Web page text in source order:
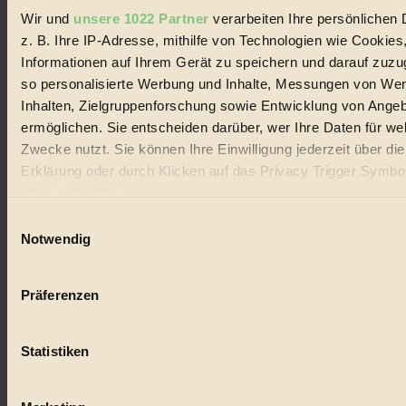
Wir und unsere 1022 Partner verarbeiten Ihre persönlichen
z. B. Ihre IP-Adresse, mithilfe von Technologien wie
Informationen auf Ihrem Gerät zu speichern und darauf
so personalisierte Werbung und Inhalte, Messungen von
Inhalten, Zielgruppenforschung sowie Entwicklung von
ermöglichen. Sie entscheiden darüber, wer Ihre Daten für
Zwecke nutzt. Sie können Ihre Einwilligung jederzeit über
Erklärung oder durch Klicken auf das Privacy Trigger
Wenn Sie es erlauben, würden wir auch gerne:
Ihr Gerät durch aktives Scannen nach bestimmten
Erfahren Sie mehr darüber, wie Ihre persönlichen Daten
Notwendig
Präferenzen
Statistiken
Coverstory
GROSSER WIRBEL um Versuche, den Ozean und
seine Bewegungen festzuhalten.
Außerdem im Heft
RISKANT:Wenn Meeres- und Wildvögel im
Freilandhühnerbetrieb vorbeischauen.
GEMEIN:Tropische Stechmücken fühlen sich in
Mitteleuropa inziwschen oft zu Hause.
GEMEINER:Es gibt nun Weinflaschen, die nach
Erhalte in regelmäßigen Abständen die aktuellsten Artikel,